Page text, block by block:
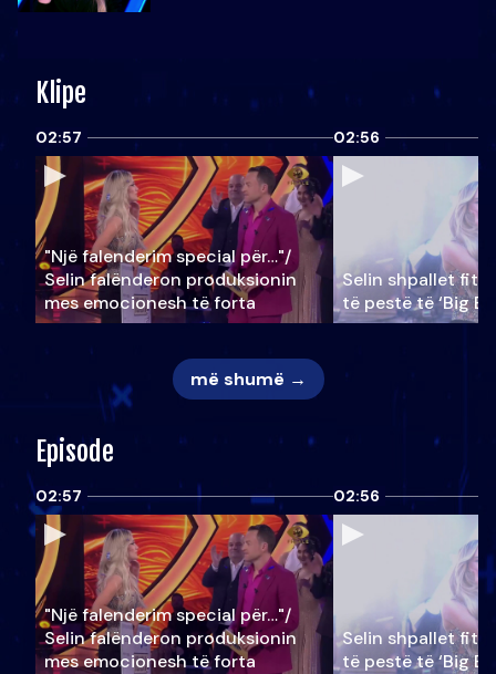
Klipe
02:57
"Një falenderim special për…"/
Selin falënderon produksionin
mes emocionesh të forta
02:56
Selin shpallet
të pestë të ‘Big
më shumë →
Episode
02:57
"Një falenderim special për…"/
Selin falënderon produksionin
mes emocionesh të forta
02:56
Selin shpallet
të pestë të ‘Big